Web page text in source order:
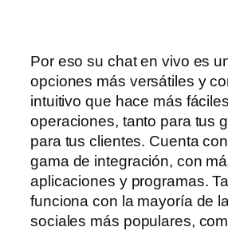
Por eso su chat en vivo es
opciones más versátiles y
intuitivo que hace más
operaciones, tanto para tus
para tus clientes. Cuenta
gama de integración, con
aplicaciones y programas.
funciona con la mayoría de
sociales más populares,